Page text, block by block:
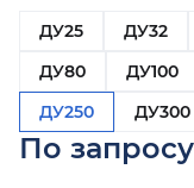
ДУ25
ДУ32
ДУ80
ДУ100
ДУ250
ДУ300
По запросу